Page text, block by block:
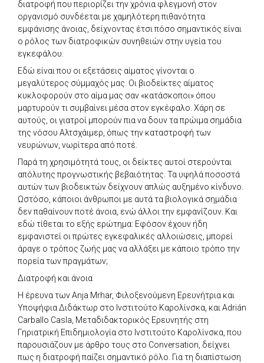
διατροφή που περιορίζει την χρόνια φλεγμονή στον
οργανισμό συνδέεται με χαμηλότερη πιθανότητα
εμφάνισης άνοιας, δείχνοντας έτσι πόσο σημαντικός είναι
ο ρόλος των διατροφικών συνηθειών στην υγεία του
εγκεφάλου.
Εδώ είναι που οι εξετάσεις αίματος γίνονται ο
μεγαλύτερος σύμμαχός μας. Οι βιοδείκτες αίματος
κυκλοφορούν στο αίμα μας σαν «κατάσκοποι» όπου
μαρτυρούν τι συμβαίνει μέσα στον εγκέφαλο. Χάρη σε
αυτούς, οι γιατροί μπορούν πια να δουν τα πρώιμα σημάδια
της νόσου Αλτσχάιμερ, όπως την καταστροφή των
νευρώνων, νωρίτερα από ποτέ.
Παρά τη χρησιμότητά τους, οι δείκτες αυτοί στερούνται
απόλυτης προγνωστικής βεβαιότητας. Τα υψηλά ποσοστά
αυτών των βιοδεικτών δείχνουν απλώς αυξημένο κίνδυνο.
Ωστόσο, κάποιοι άνθρωποι με αυτά τα βιολογικά σημάδια
δεν παθαίνουν ποτέ άνοια, ενώ άλλοι την εμφανίζουν. Και
εδώ τίθεται το εξής ερώτημα: Εφόσον έχουν ήδη
εμφανιστεί οι πρώτες εγκεφαλικές αλλοιώσεις, μπορεί
άραγε ο τρόπος ζωής μας να αλλάξει με κάποιο τρόπο την
πορεία των πραγμάτων;
Διατροφή και άνοια
Η έρευνα των Anja Mrhar, Φιλοξενούμενη Ερευνήτρια και
Υποψήφια Διδάκτωρ στο Ινστιτούτο Καρολίνσκα, και Adrián
Carballo Casla, Μεταδιδακτορικός Ερευνητής στη
Γηριατρική Επιδημιολογία στο Ινστιτούτο Καρολίνσκα, που
παρουσιάζουν με άρθρο τους στο Conversation, δείχνει
πως η διατροφή παίζει σημαντικό ρόλο. Για τη διαπίστωση